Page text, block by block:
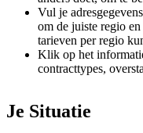
Vul je
om de juiste regio
tarieven per regio
Klik op het
contracttypes,
Je Situatie